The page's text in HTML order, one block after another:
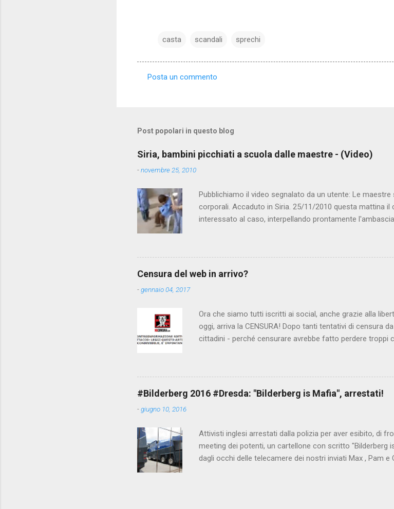
casta scandali sprechi
m
n
t
i
Posta un commento
Post popolari in questo blog
Siria, bambini picchiati a scuola dalle maestre - (Video)
-novembre 25, 2010
Pubblichiamo il video segnalato da un utente: Le
corporali. Accaduto in Siria. 25/11/2010 questa mattina il
interessato al caso, interpellando prontamente
state punite e allontanate dalla scuola. LEGGI IL
Censura del web in arrivo?
-gennaio 04, 2017
Ora che siamo tutti iscritti ai social, anche grazie alla
oggi, arriva la CENSURA! Dopo tanti tentativi di censura
cittadini - perché censurare avrebbe fatto perdere troppi
AGCM (da non confondere con AGCOM) tra l'altro il
Matteo Renzi ma il buon Renziloni , controfigura di
che per l'ex sindaco di Firenze sarebbero state
sdoganamento della censura del web. Renzi è tornato a
#Bilderberg 2016 #Dresda: "Bilderberg is Mafia", arrestati!
-giugno 10, 2016
Attivisti inglesi arrestati dalla polizia per aver esibito, di
meeting dei potenti, un cartellone con scritto "Bilderberg
dagli occhi delle telecamere dei nostri inviati Max , Pam
evitando che la scena fosse ripresa. E' quanto